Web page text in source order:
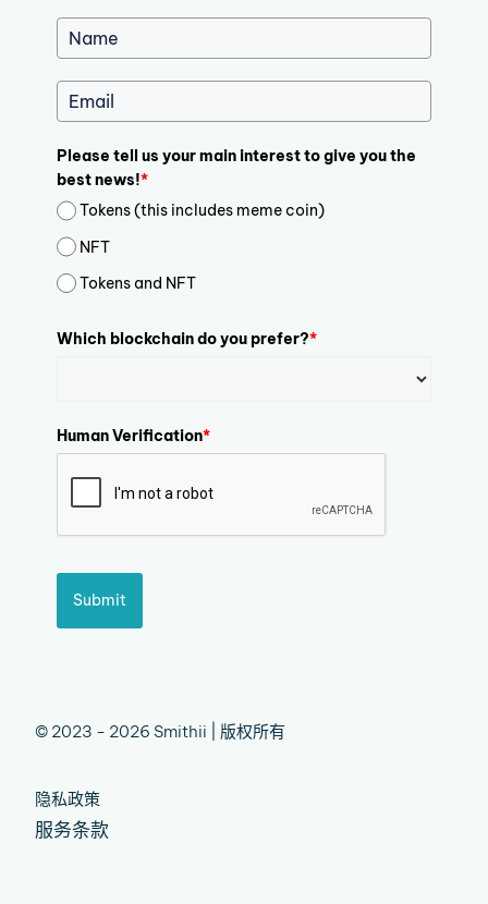
Please tell us your main interest to give you the
best news!*
Tokens (this includes meme coin)
NFT
Tokens and NFT
Which blockchain do you prefer?*
Human Verification*
Submit
© 2023 - 2026 Smithii | 版权所有
隐私政策
服务条款